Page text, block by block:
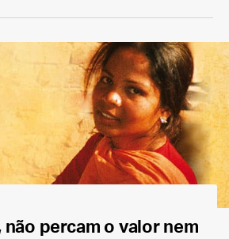
não percam o valor nem